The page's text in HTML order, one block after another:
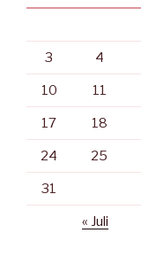
3 4
10 11
17 18
24 25
31
« Juli